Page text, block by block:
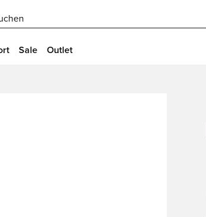
Sale Outlet